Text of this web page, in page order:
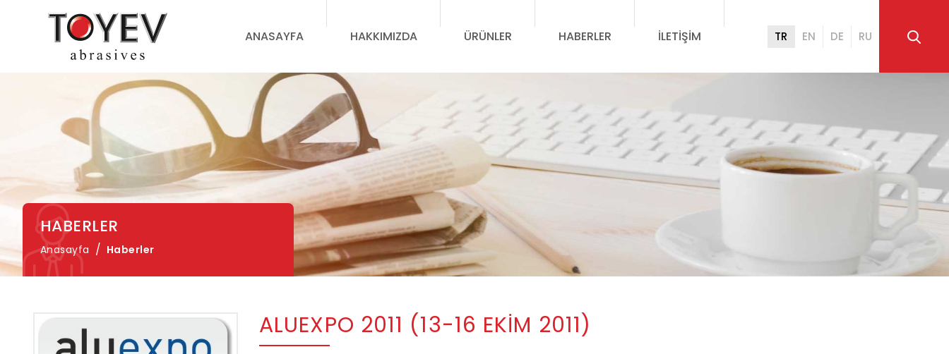
ANASAYFA HAKKIMIZDA ÜRÜNLER HABERLER İLETIŞIM TR EN DE RU
HABERLER
Anasayfa Haberler
ALUEXPO 2011 (13-16 EKİM 2011)